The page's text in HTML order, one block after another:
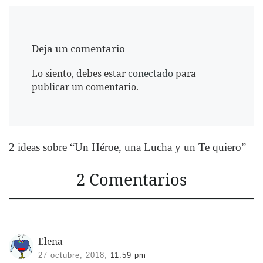
Deja un comentario
Lo siento, debes estar conectadopara
publicar un comentario.
2 ideas sobre “Un Héroe, una Lucha y un Te quiero”
2 Comentarios
Elena
27 octubre, 2018, 11:59 pm